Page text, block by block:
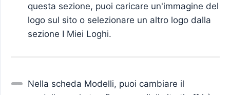
questa sezione, puoi caricare un'immagine del
logo sul sito o selezionare un altro logo dalla
sezione I Miei Loghi.
Nella scheda Modelli, puoi cambiare il